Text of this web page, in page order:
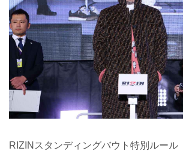
RIZINスタンディングバウト特別ルール